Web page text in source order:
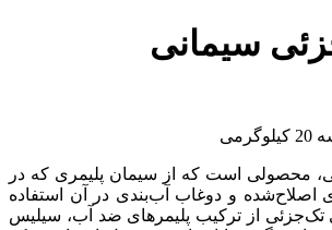
سیمانی
محصولی است که از سیمان پلیمری که در
اصلاح‌شده و دوغاب آب‌بندی در آن استفاده
تک‌جزئی از ترکیب پلیمرهای ضد آب، سیلیس